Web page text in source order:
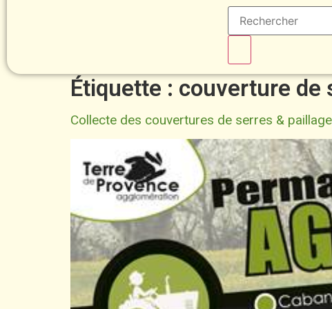
Étiquette : couverture de
Collecte des couvertures de serres &